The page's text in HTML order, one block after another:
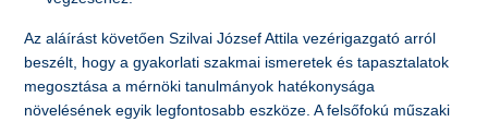
Az aláírást követően Szilvai József Attila vezérigazgató arról
beszélt, hogy a gyakorlati szakmai ismeretek és tapasztalatok
megosztása a mérnöki tanulmányok hatékonysága
növelésének egyik legfontosabb eszköze. A felsőfokú műszaki